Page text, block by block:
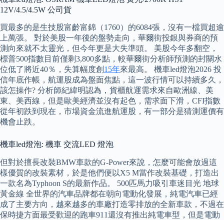
12V/4.5/4.5W 公司貨
買最多的是生技股富齡富錦（1760）的6084張，沒有一檔買超逾
上萬張。 對於美股一年後的盤勢走向，華爾街投銀與券商的預
測向來就不太靈光，但今年更是大失準頭。 美股今年多翻空，
標普500指數目前僅剩3,800多點，較華爾街分析師預測的封關水
位低了將近40％，失算幅度創 15年來最高。 機車led燈泡2026 投
信年底作帳，航運股成為盤面焦點，這一波行情可以持續多久，
該怎操作? 分析師紀緯明認為，貨櫃航運需求來自歐洲線、美
東、美西線，但是歐美經濟並沒有起色，需求面下滑，CFI指數
從年初跌到現在，市場資金流進航運股，有一部分是猜測運價有
機會止跌。
機車led燈泡: 機車 交流LED 燈泡
但對於擅長改裝BMW車款的G-Power來說，怎麼可能會放過這
樣優質的改裝素材，於是他們便以X5 M當作改裝基礎，打造出
一款名為Typhoon S的最新作品。 500匹馬力吸引車迷目光 地球
黃金線 全世界的汽車品牌都在朝向電動化發展，純電汽車已經
成了主要方向，越來越多的車廠打造零排放的全新車款，不過在
保時捷方面最受歡迎的跑車911還沒有推出純電車型，但是電動